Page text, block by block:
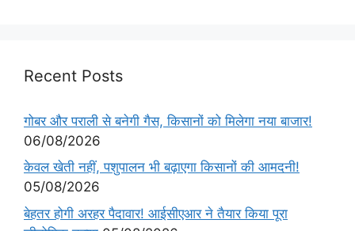
Recent Posts
गोबर और पराली से बनेगी गैस, किसानों को मिलेगा नया बाजार!
06/08/2026
केवल खेती नहीं, पशुपालन भी बढ़ाएगा किसानों की आमदनी!
05/08/2026
बेहतर होगी अरहर पैदावार! आईसीएआर ने तैयार किया पूरा